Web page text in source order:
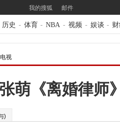
我的搜狐 邮件
历史 - 体育 - NBA - 视频 - 娱谈 -
视
萌《离婚律师
)